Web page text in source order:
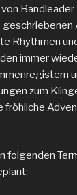
Rhythmen
immer
zum
fröhliche
folgenden